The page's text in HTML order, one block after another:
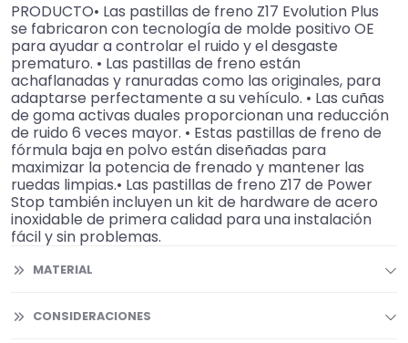
PRODUCTO• Las pastillas de freno Z17 Evolution Plus
se fabricaron con tecnología de molde positivo OE
para ayudar a controlar el ruido y el desgaste
prematuro. • Las pastillas de freno están
achaflanadas y ranuradas como las originales, para
adaptarse perfectamente a su vehículo. • Las cuñas
de goma activas duales proporcionan una reducción
de ruido 6 veces mayor. • Estas pastillas de freno de
fórmula baja en polvo están diseñadas para
maximizar la potencia de frenado y mantener las
ruedas limpias.• Las pastillas de freno Z17 de Power
Stop también incluyen un kit de hardware de acero
inoxidable de primera calidad para una instalación
fácil y sin problemas.
MATERIAL
CONSIDERACIONES